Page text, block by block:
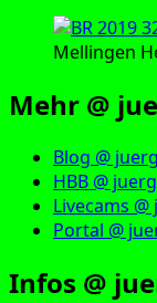
Mellingen
Mehr @
Blog @
HBB @
Livecams
Portal @
Infos @